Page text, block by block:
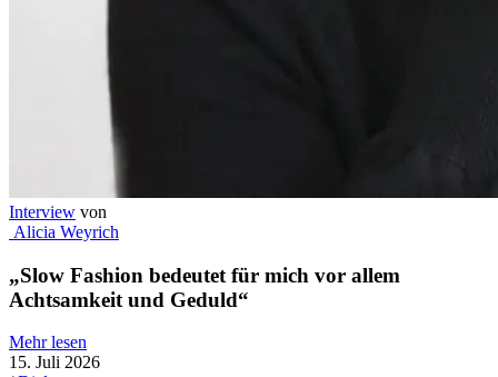
Interview von
Alicia Weyrich
„Slow Fashion bedeutet für mich vor allem
Achtsamkeit und Geduld“
Mehr lesen
15. Juli 2026